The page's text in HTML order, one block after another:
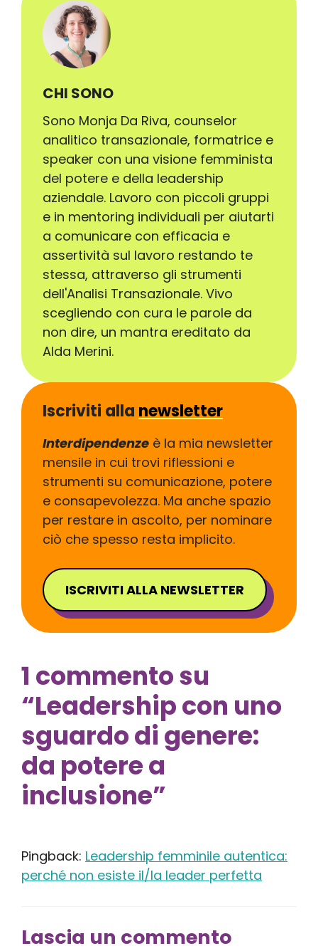
CHI SONO
Sono Monja Da Riva, counselor
analitico transazionale, formatrice e
speaker con una visione femminista
del potere e della leadership
aziendale. Lavoro con piccoli gruppi
e in mentoring individuali per aiutarti
a comunicare con efficacia e
assertività sul lavoro restando te
stessa, attraverso gli strumenti
dell'Analisi Transazionale. Vivo
scegliendo con cura le parole da
non dire, un mantra ereditato da
Alda Merini.
Iscriviti alla newsletter
Interdipendenze è la mia newsletter
mensile in cui trovi riflessioni e
strumenti su comunicazione, potere
e consapevolezza. Ma anche spazio
per restare in ascolto, per nominare
ciò che spesso resta implicito.
ISCRIVITI ALLA NEWSLETTER
1 commento su
“Leadership con uno
sguardo di genere:
da potere a
inclusione”
Pingback: Leadership femminile autentica:
perché non esiste il/la leader perfetta
Lascia un commento